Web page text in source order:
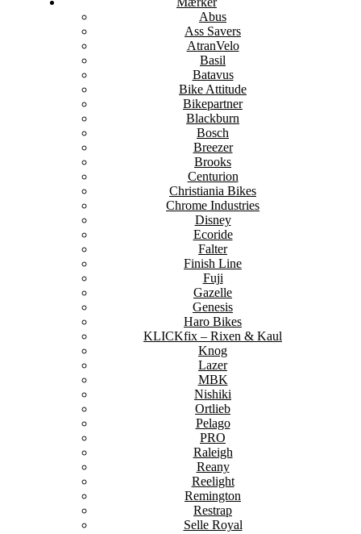
Abus
Ass Savers
AtranVelo
Basil
Batavus
Bike Attitude
Bikepartner
Blackburn
Bosch
Breezer
Brooks
Centurion
Christiania Bikes
Chrome Industries
Disney
Ecoride
Falter
Finish Line
Fuji
Gazelle
Genesis
Haro Bikes
KLICKfix – Rixen & Kaul
Knog
Lazer
MBK
Nishiki
Ortlieb
Pelago
PRO
Raleigh
Reany
Reelight
Remington
Restrap
Selle Royal